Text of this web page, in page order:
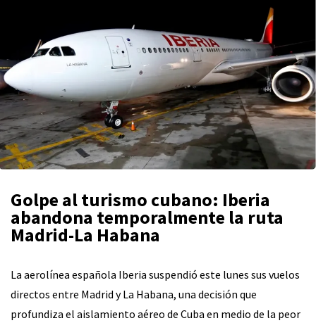
Golpe al turismo cubano: Iberia
abandona temporalmente la ruta
Madrid-La Habana
La aerolínea española Iberia suspendió este lunes sus vuelos
directos entre Madrid y La Habana, una decisión que
profundiza el aislamiento aéreo de Cuba en medio de la peor